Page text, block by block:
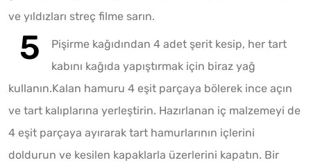
ve yıldızları streç filme sarın.
Pişirme kağıdından 4 adet şerit kesip, her tart
kabını kağıda yapıştırmak için biraz yağ
kullanın.Kalan hamuru 4 eşit parçaya bölerek ince açın
ve tart kalıplarına yerleştirin. Hazırlanan iç malzemeyi de
4 eşit parçaya ayırarak tart hamurlarının içlerini
doldurun ve kesilen kapaklarla üzerlerini kapatın. Bir